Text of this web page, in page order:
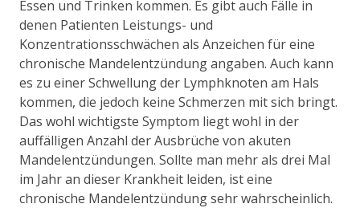
Essen und Trinken kommen. Es gibt auch Fälle in
denen Patienten Leistungs- und
Konzentrationsschwächen als Anzeichen für eine
chronische Mandelentzündung angaben. Auch kann
es zu einer Schwellung der Lymphknoten am Hals
kommen, die jedoch keine Schmerzen mit sich bringt.
Das wohl wichtigste Symptom liegt wohl in der
auffälligen Anzahl der Ausbrüche von akuten
Mandelentzündungen. Sollte man mehr als drei Mal
im Jahr an dieser Krankheit leiden, ist eine
chronische Mandelentzündung sehr wahrscheinlich.